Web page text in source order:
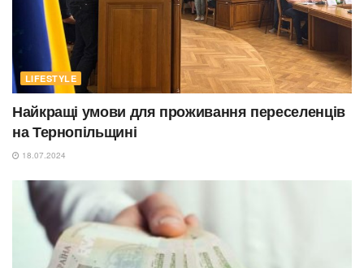
LIFESTYLE
Найкращі умови для проживання переселенців
на Тернопільщині
18.07.2024